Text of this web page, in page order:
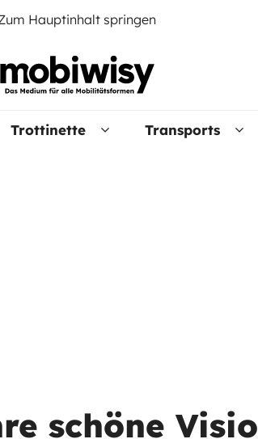
Hauptinhalt springen
Trottinette Transports
schöne